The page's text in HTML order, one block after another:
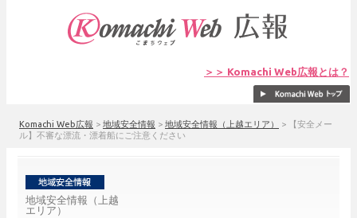
＞＞ Komachi Web広報とは？
Komachi Web広報 > 地域安全情報 > 地域安全情報（上越エリア） >
【安全メー
ル】不審な漂流・漂着船にご注意ください
地域安全情報（上越
エリア）